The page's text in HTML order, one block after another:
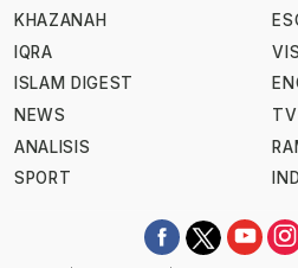
KHAZANAH
IQRA
ISLAM DIGEST
NEWS
ANALISIS
SPORT
TV